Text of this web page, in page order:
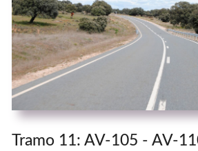
Tramo 11: AV-105 - AV-